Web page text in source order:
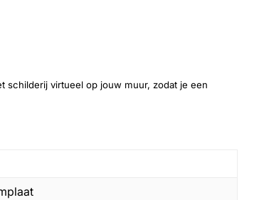
schilderij virtueel op jouw muur, zodat je een